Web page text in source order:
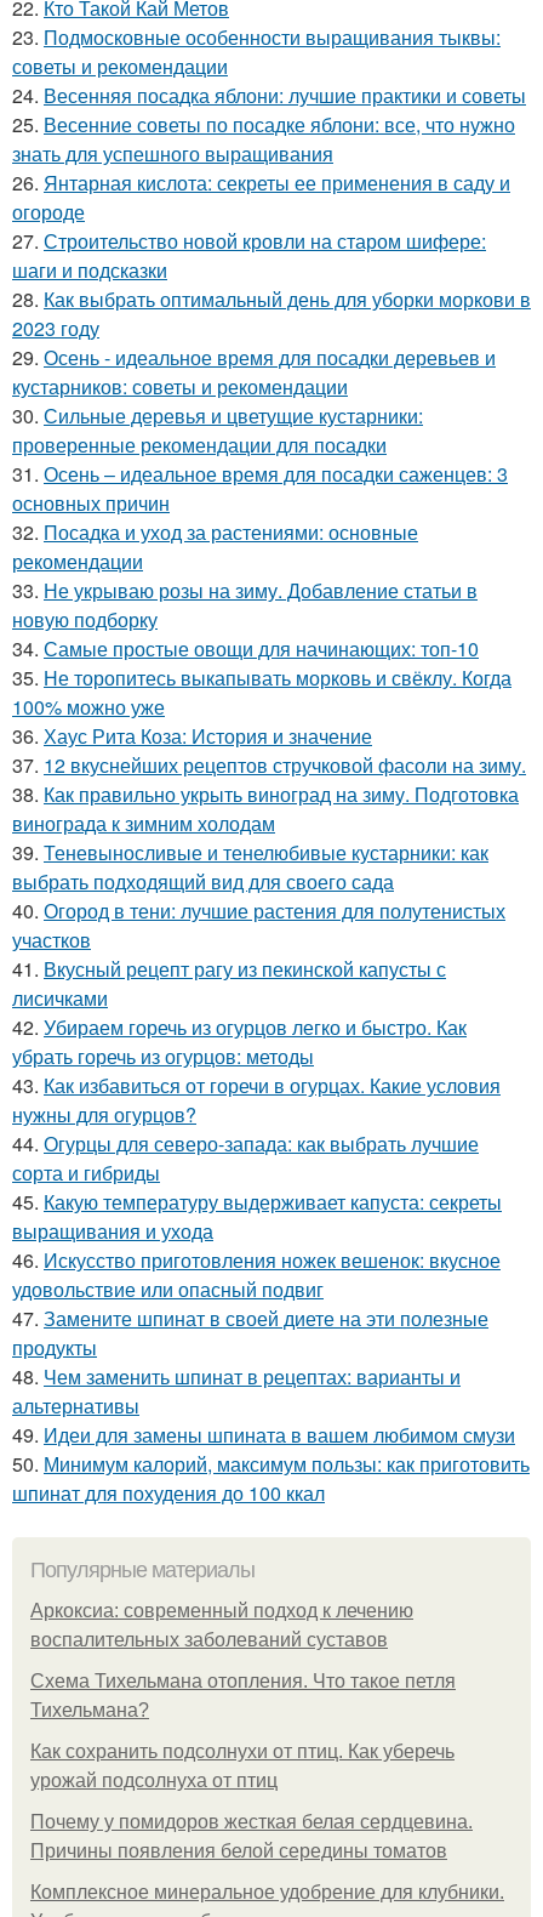
22. Кто Такой Кай Метов
23. Подмосковные особенности выращивания тыквы:
советы и рекомендации
24. Весенняя посадка яблони: лучшие практики и советы
25. Весенние советы по посадке яблони: все, что нужно
знать для успешного выращивания
26. Янтарная кислота: секреты ее применения в саду и
огороде
27. Строительство новой кровли на старом шифере:
шаги и подсказки
28. Как выбрать оптимальный день для уборки моркови в
2023 году
29. Осень - идеальное время для посадки деревьев и
кустарников: советы и рекомендации
30. Сильные деревья и цветущие кустарники:
проверенные рекомендации для посадки
31. Осень – идеальное время для посадки саженцев: 3
основных причин
32. Посадка и уход за растениями: основные
рекомендации
33. Не укрываю розы на зиму. Добавление статьи в
новую подборку
34. Самые простые овощи для начинающих: топ-10
35. Не торопитесь выкапывать морковь и свёклу. Когда
100% можно уже
36. Хаус Рита Коза: История и значение
37. 12 вкуснейших рецептов стручковой фасоли на зиму.
38. Как правильно укрыть виноград на зиму. Подготовка
винограда к зимним холодам
39. Теневыносливые и тенелюбивые кустарники: как
выбрать подходящий вид для своего сада
40. Огород в тени: лучшие растения для полутенистых
участков
41. Вкусный рецепт рагу из пекинской капусты с
лисичками
42. Убираем горечь из огурцов легко и быстро. Как
убрать горечь из огурцов: методы
43. Как избавиться от горечи в огурцах. Какие условия
нужны для огурцов?
44. Огурцы для северо-запада: как выбрать лучшие
сорта и гибриды
45. Какую температуру выдерживает капуста: секреты
выращивания и ухода
46. Искусство приготовления ножек вешенок: вкусное
удовольствие или опасный подвиг
47. Замените шпинат в своей диете на эти полезные
продукты
48. Чем заменить шпинат в рецептах: варианты и
альтернативы
49. Идеи для замены шпината в вашем любимом смузи
50. Минимум калорий, максимум пользы: как приготовить
шпинат для похудения до 100 ккал
Популярные материалы
Аркоксиа: современный подход к лечению
воспалительных заболеваний суставов
Схема Тихельмана отопления. Что такое петля
Тихельмана?
Как сохранить подсолнухи от птиц. Как уберечь
урожай подсолнуха от птиц
Почему у помидоров жесткая белая сердцевина.
Причины появления белой середины томатов
Комплексное минеральное удобрение для клубники.